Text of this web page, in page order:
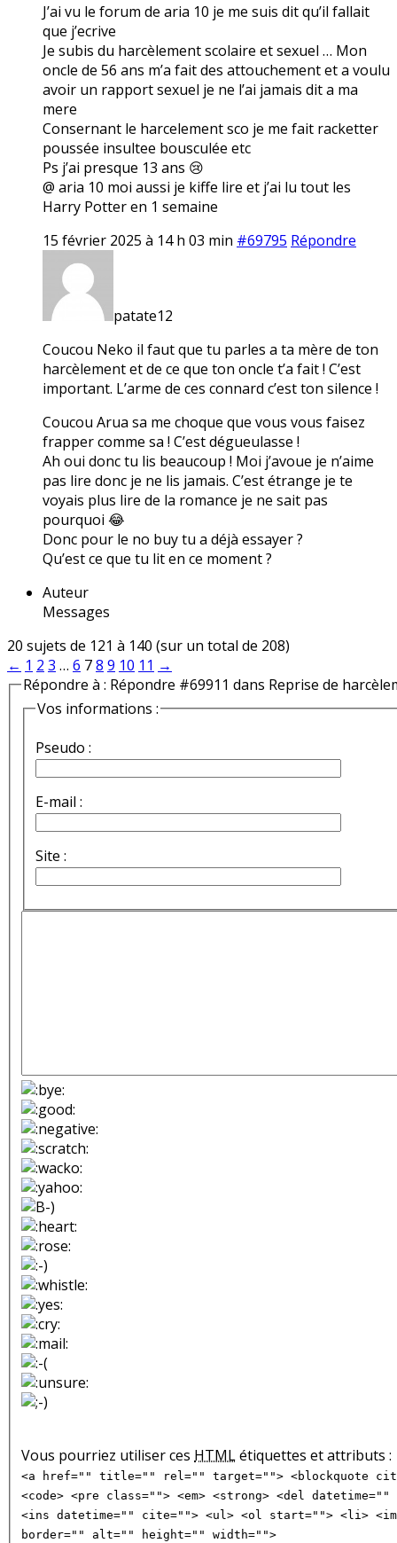
J’ai vu le forum de aria 10 je me suis dit qu’il fallait
que j’ecrive
Je subis du harcèlement scolaire et sexuel … Mon
oncle de 56 ans m’a fait des attouchement et a voulu
avoir un rapport sexuel je ne l’ai jamais dit a ma
mere
Consernant le harcelement sco je me fait racketter
poussée insultee bousculée etc
Ps j’ai presque 13 ans 😢
@ aria 10 moi aussi je kiffe lire et j’ai lu tout les
Harry Potter en 1 semaine
15 février 2025 à 14 h 03 min #69795 Répondre
patate12
Coucou Neko il faut que tu parles a ta mère de ton
harcèlement et de ce que ton oncle t’a fait ! C’est
important. L’arme de ces connard c’est ton silence !
Coucou Arua sa me choque que vous vous faisez
frapper comme sa ! C’est dégueulasse !
Ah oui donc tu lis beaucoup ! Moi j’avoue je n’aime
pas lire donc je ne lis jamais. C’est étrange je te
voyais plus lire de la romance je ne sait pas
pourquoi 😂
Donc pour le no buy tu a déjà essayer ?
Qu’est ce que tu lit en ce moment ?
Auteur
Messages
20 sujets de 121 à 140 (sur un total de 208)
← 1 2 3 … 6 78 9 10 11 →
Répondre à : Répondre #69911 dans Reprise de
Vos informations :
Pseudo :
E-mail :
Site :
Vous pourriez utiliser ces HTMLétiquettes et attributs :
<a href="" title="" rel="" target=""> <blockquote
<code> <pre class=""> <em> <strong> <del
<ins datetime="" cite=""> <ul> <ol start=""> <li>
border="" alt="" height="" width="">